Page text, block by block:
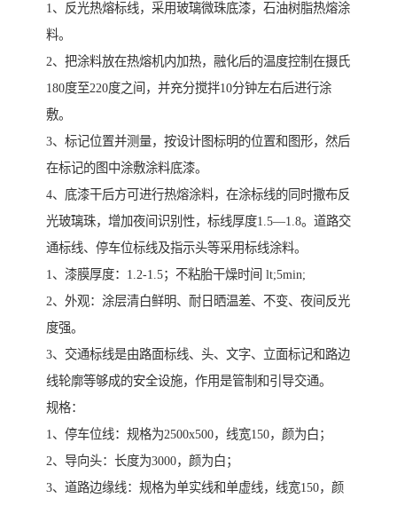
1、反光热熔标线，采用玻璃微珠底漆，石油树脂热熔涂
料。
2、把涂料放在热熔机内加热，融化后的温度控制在摄氏
180度至220度之间，并充分搅拌10分钟左右后进行涂
敷。
3、标记位置并测量，按设计图标明的位置和图形，然后
在标记的图中涂敷涂料底漆。
4、底漆干后方可进行热熔涂料，在涂标线的同时撒布反
光玻璃珠，增加夜间识别性，标线厚度1.5—1.8。道路交
通标线、停车位标线及指示头等采用标线涂料。
1、漆膜厚度：1.2-1.5；不粘胎干燥时间 lt;5min;
2、外观：涂层清白鲜明、耐日晒温差、不变、夜间反光
度强。
3、交通标线是由路面标线、头、文字、立面标记和路边
线轮廓等够成的安全设施，作用是管制和引导交通。
规格：
1、停车位线：规格为2500x500，线宽150，颜为白；
2、导向头：长度为3000，颜为白；
3、道路边缘线：规格为单实线和单虚线，线宽150，颜